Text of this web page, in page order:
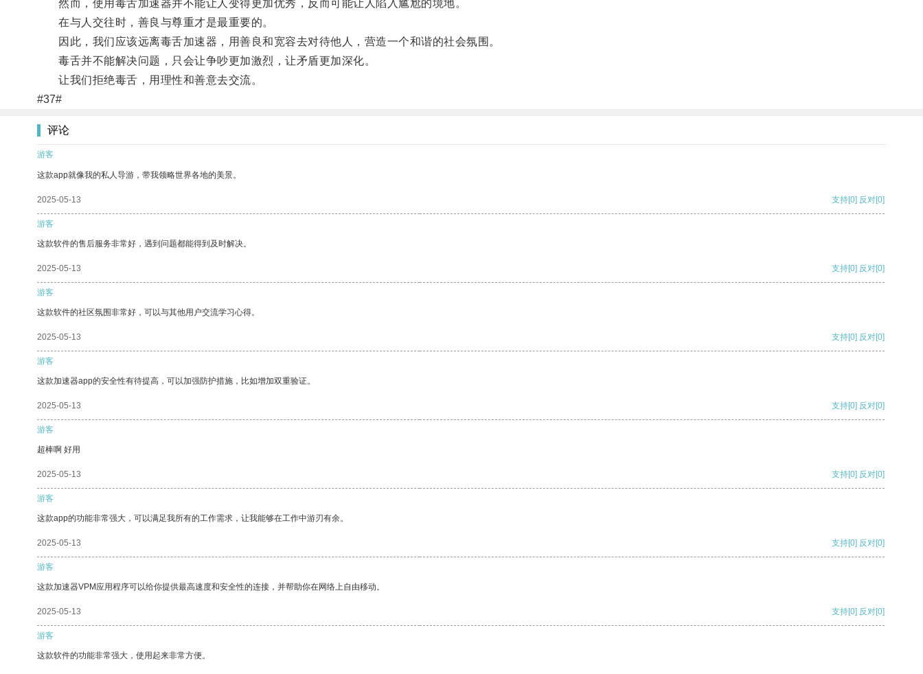
然而，使用毒舌加速器并不能让人变得更加优秀，反而可能让人陷入尴尬的境地。
在与人交往时，善良与尊重才是最重要的。
因此，我们应该远离毒舌加速器，用善良和宽容去对待他人，营造一个和谐的社会氛围。
毒舌并不能解决问题，只会让争吵更加激烈，让矛盾更加深化。
让我们拒绝毒舌，用理性和善意去交流。
#37#
评论
游客
这款app就像我的私人导游，带我领略世界各地的美景。
2025-05-13 支持[0] 反对[0]
游客
这款软件的售后服务非常好，遇到问题都能得到及时解决。
2025-05-13 支持[0] 反对[0]
游客
这款软件的社区氛围非常好，可以与其他用户交流学习心得。
2025-05-13 支持[0] 反对[0]
游客
这款加速器app的安全性有待提高，可以加强防护措施，比如增加双重验证。
2025-05-13 支持[0] 反对[0]
游客
超棒啊 好用
2025-05-13 支持[0] 反对[0]
游客
这款app的功能非常强大，可以满足我所有的工作需求，让我能够在工作中游刃有余。
2025-05-13 支持[0] 反对[0]
游客
这款加速器VPM应用程序可以给你提供最高速度和安全性的连接，并帮助你在网络上自由移动。
2025-05-13 支持[0] 反对[0]
游客
这款软件的功能非常强大，使用起来非常方便。